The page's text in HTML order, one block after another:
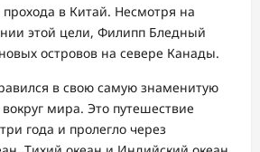
прохода в Китай. Несмотря на
этой цели, Филипп Бледный
островов на севере Канады.
в свою самую знаменитую
мира. Это путешествие
года и пролегло через